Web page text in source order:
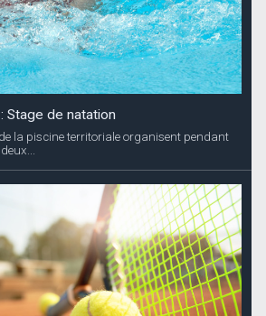
Stage de natation
la piscine territoriale organisent pendant